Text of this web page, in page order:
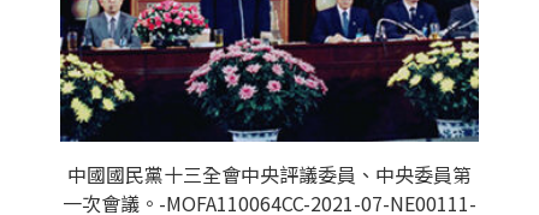
中國國民黨十三全會中央評議委員、中央委員第
一次會議。-MOFA110064CC-2021-07-NE00111-